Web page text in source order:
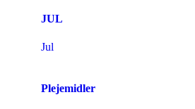
JUL
Jul
Plejemidler